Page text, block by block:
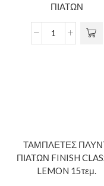
ΠΙΑΤΩΝ
ΤΑΜΠΛΕΤΕΣ
ΠΙΑΤΩΝ FINISH
LEMON 15τεμ.